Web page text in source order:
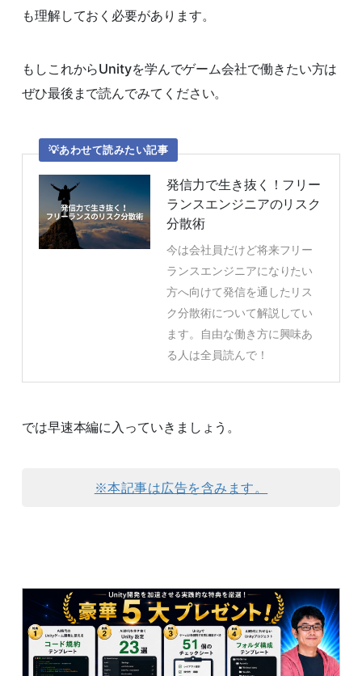
も理解しておく必要があります。
もしこれからUnityを学んでゲーム会社で働きたい方は
ぜひ最後まで読んでみてください。
あわせて読みたい記事
発信力で生き抜く！フリー
ランスエンジニアのリスク
分散術
今は会社員だけど将来フリー
ランスエンジニアになりたい
方へ向けて発信を通したリス
ク分散術について解説してい
ます。自由な働き方に興味あ
る人は全員読んで！
では早速本編に入っていきましょう。
※本記事は広告を含みます。